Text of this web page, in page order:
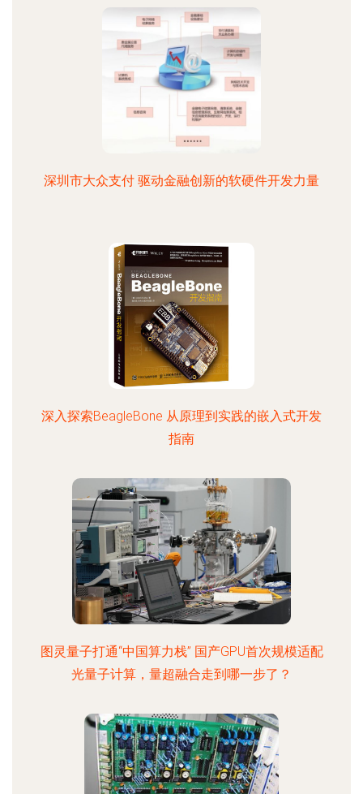
深圳市大众支付 驱动金融创新的软硬件开发力量
深入探索BeagleBone 从原理到实践的嵌入式开发
指南
图灵量子打通“中国算力栈” 国产GPU首次规模适配
光量子计算，量超融合走到哪一步了？